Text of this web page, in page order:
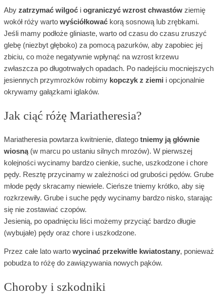
Aby zatrzymać wilgoć i ograniczyć wzrost chwastów ziemię
wokół róży warto wyściółkować korą sosnową lub zrębkami.
Jeśli mamy podłoże gliniaste, warto od czasu do czasu zruszyć
glebę (niezbyt głęboko) za pomocą pazurków, aby zapobiec jej
zbiciu, co może negatywnie wpłynąć na wzrost krzewu
zwłaszcza po długotrwałych opadach. Po nadejściu mocniejszych
jesiennych przymrozków robimy kopczyk z ziemi i opcjonalnie
okrywamy gałązkami iglaków.
Jak ciąć różę Mariatheresia?
Mariatheresia powtarza kwitnienie, dlatego tniemy ją głównie
wiosną(w marcu po ustaniu silnych mrozów). W pierwszej
kolejności wycinamy bardzo cienkie, suche, uszkodzone i chore
pędy. Resztę przycinamy w zależności od grubości pędów. Grube
młode pędy skracamy niewiele. Cieńsze tniemy krótko, aby się
rozkrzewiły. Grube i suche pędy wycinamy bardzo nisko, starając
się nie zostawiać czopów.
Jesienią, po opadnięciu liści możemy przyciąć bardzo długie
(wybujałe) pędy oraz chore i uszkodzone.
Przez całe lato warto wycinać przekwitłe kwiatostany, ponieważ
pobudza to różę do zawiązywania nowych pąków.
Choroby i szkodniki